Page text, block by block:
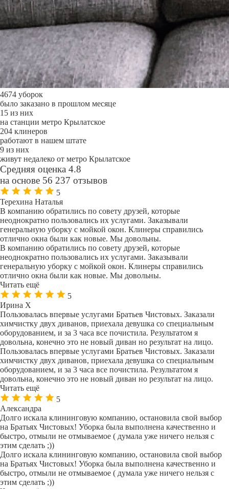
4674 уборок
было заказано в прошлом месяце
15 из них
на станции метро Крылатское
204 клинеров
работают в нашем штате
9 из них
живут недалеко от метро Крылатское
Средняя оценка 4.8
на основе 56 237 отзывов
5
Терехина Наталья
В компанию обратились по совету друзей, которые
неоднократно пользовались их услугами. Заказывали
генеральную уборку с мойкой окон. Клинеры справились
отлично окна были как новые. Мы довольны.
В компанию обратились по совету друзей, которые
неоднократно пользовались их услугами. Заказывали
генеральную уборку с мойкой окон. Клинеры справились
отлично окна были как новые. Мы довольны.
Читать ещё
5
Ирина Х
Пользовалась впервые услугами Братьев Чистовых. Заказали
химчистку двух диванов, приехала девушка со специальным
оборудованием, и за 3 часа все почистила. Результатом я
довольна, конечно это не новый диван но результат на лицо.
Пользовалась впервые услугами Братьев Чистовых. Заказали
химчистку двух диванов, приехала девушка со специальным
оборудованием, и за 3 часа все почистила. Результатом я
довольна, конечно это не новый диван но результат на лицо.
Читать ещё
5
Александра
Долго искала клининговую компанию, остановила свой выбор
на Братьях Чистовых! Уборка была выполнена качественно и
быстро, отмыли не отмываемое ( думала уже ничего нельзя с
этим сделать ;))
Долго искала клининговую компанию, остановила свой выбор
на Братьях Чистовых! Уборка была выполнена качественно и
быстро, отмыли не отмываемое ( думала уже ничего нельзя с
этим сделать ;))